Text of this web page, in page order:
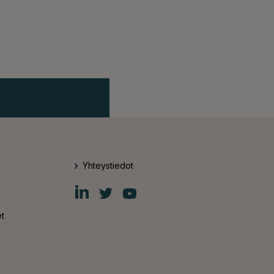
Yhteystiedot
Fiskars
Group
Fiskars
Group
Fiskars
Group